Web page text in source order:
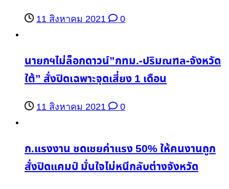
11 สิงหาคม 2021 0
นายกฯไม่ล็อกดาวน์”กทม.-ปริมณฑล-จังหวัด
ใต้” สั่งปิดเฉพาะจุดเสี่ยง 1 เดือน
11 สิงหาคม 2021 0
ก.แรงงาน ชดเชยค่าแรง 50% ให้คนงานถูก
สั่งปิดแคมป์ มั่นใจไม่หนีกลับต่างจังหวัด